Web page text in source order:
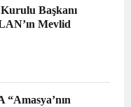
Başkanı
Mevlid